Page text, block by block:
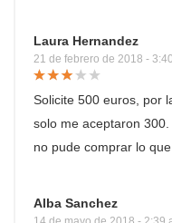
Laura Hernandez
21 de febrero de 2018 -
Solicite 500 euros, por
solo me aceptaron
no pude comprar lo que
Alba Sanchez